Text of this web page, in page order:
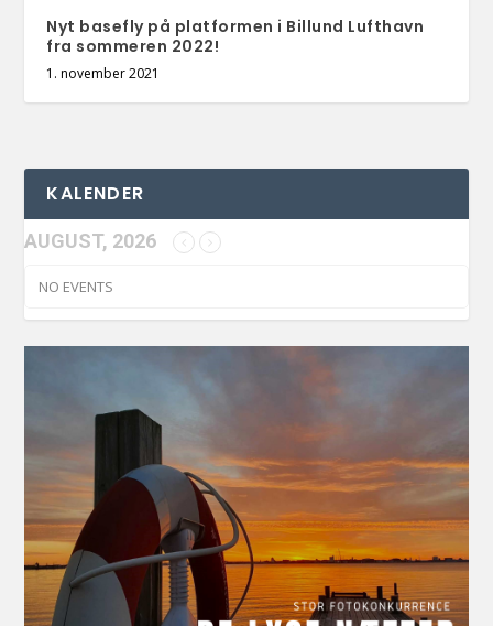
Nyt basefly på platformen i Billund Lufthavn
fra sommeren 2022!
1. november 2021
KALENDER
AUGUST, 2026
NO EVENTS